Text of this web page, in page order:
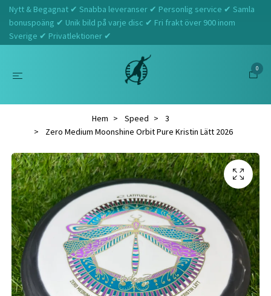
Nytt & Begagnat ✔ Snabba leveranser ✔ Personlig service ✔ Samla
bonuspoäng ✔ Unik bild på varje disc ✔ Fri frakt över 900 inom
Sverige ✔ Privatlektioner ✔
0
Hem Speed
3
Zero Medium Moonshine Orbit Pure Kristin Lätt 2026